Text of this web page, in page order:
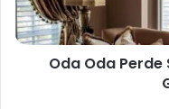
Oda Oda Perde